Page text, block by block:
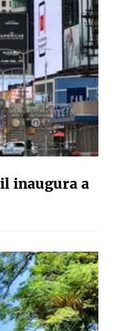
inaugura a